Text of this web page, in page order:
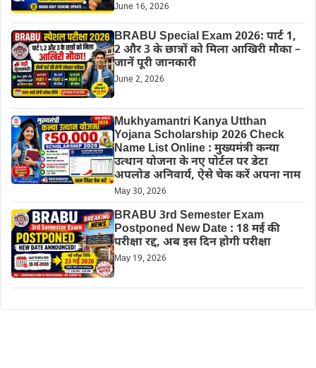
June 16, 2026
BRABU Special Exam 2026: पार्ट 1,
2 और 3 के छात्रों को मिला आखिरी मौका –
जानें पूरी जानकारी
June 2, 2026
Mukhyamantri Kanya Utthan
Yojana Scholarship 2026 Check
Name List Online : मुख्यमंत्री कन्या
उत्थान योजना के नए पोर्टल पर डेटा
अपलोड अनिवार्य, ऐसे चेक करें अपना नाम
May 30, 2026
BRABU 3rd Semester Exam
Postponed New Date : 18 मई की
परीक्षा रद्द, अब इस दिन होगी परीक्षा
May 19, 2026